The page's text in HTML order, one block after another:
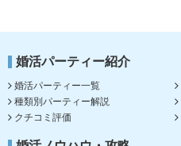
婚活パーティー紹介
婚活パーティー一覧
種類別パーティー解説
クチコミ評価